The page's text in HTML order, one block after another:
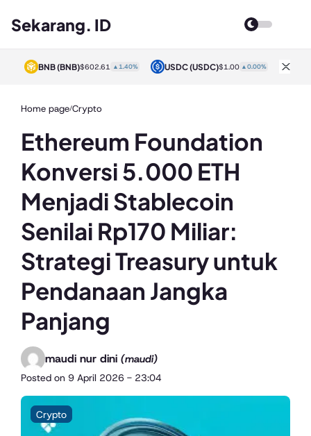
Sekarang. ID
BNB(BNB)$602.61 ▲1.40% USDC(USDC)$1.00▲0.00% XRP
Home page/Crypto
Ethereum Foundation
Konversi 5.000 ETH
Menjadi Stablecoin
Senilai Rp170 Miliar:
Strategi Treasury untuk
Pendanaan Jangka
Panjang
maudi nur dini (maudi)
Posted on 9 April 2026 - 23:04
Crypto